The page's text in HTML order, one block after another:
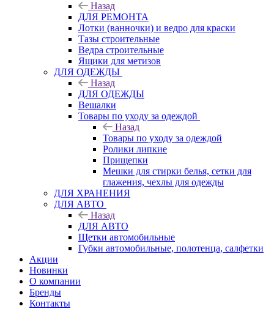
Назад
ДЛЯ РЕМОНТА
Лотки (ванночки) и ведро для краски
Тазы строительные
Ведра строительные
Ящики для метизов
ДЛЯ ОДЕЖДЫ
Назад
ДЛЯ ОДЕЖДЫ
Вешалки
Товары по уходу за одеждой
Назад
Товары по уходу за одеждой
Ролики липкие
Прищепки
Мешки для стирки белья, сетки для
глажения, чехлы для одежды
ДЛЯ ХРАНЕНИЯ
ДЛЯ АВТО
Назад
ДЛЯ АВТО
Щетки автомобильные
Губки автомобильные, полотенца, салфетки
Акции
Новинки
О компании
Бренды
Контакты